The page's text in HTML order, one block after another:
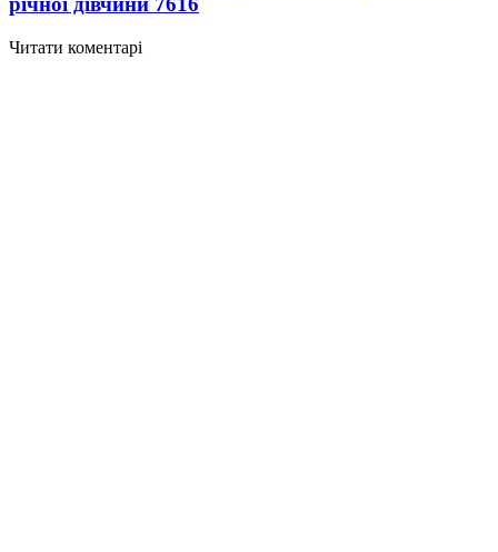
Читати коментарі